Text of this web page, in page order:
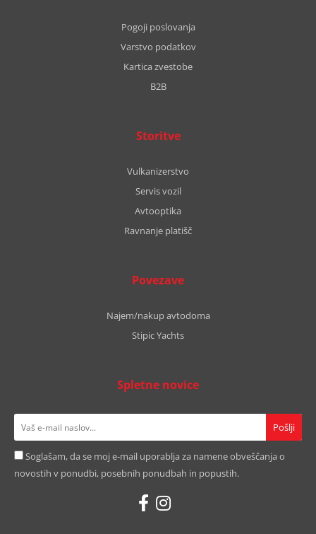
Pogoji poslovanja
Varstvo podatkov
Kartica zvestobe
B2B
Storitve
Vulkanizerstvo
Servis vozil
Avtooptika
Ravnanje platišč
Povezave
Najem/nakup avtodoma
Stipic Yachts
Spletne novice
Soglašam, da se moj e-mail uporablja za namene obveščanja o
novostih v ponudbi, posebnih ponudbah in popustih.